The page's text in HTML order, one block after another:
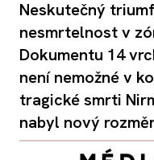
Neskutečný
nesmrtelnost v
Dokumentu 14
není nemožné v
tragické smrti
nabyl nový